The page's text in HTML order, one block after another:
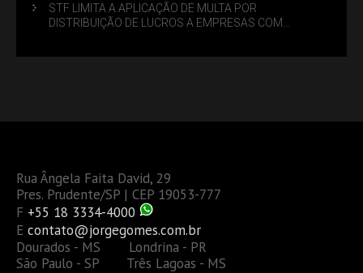
STF LIMITA A APLICAÇÃO DE MULTA POR
DISTRIBUIÇÃO DE LUCROS A EMPRESAS COM
Rua Ângela Faita David, 29
Pres. Prudente/SP | CEP 19053-777
F +55 18 3334-4000
E contato@jorgegomes.com.br
Dourados - MS Londrina - PR
São Paulo - SP Três Lagoas - MS